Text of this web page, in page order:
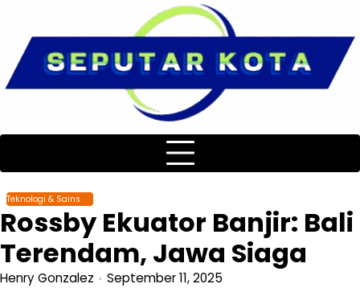
content
Teknologi & Sains
Rossby Ekuator Banjir: Bali
Terendam, Jawa Siaga
Henry Gonzalez September 11, 2025